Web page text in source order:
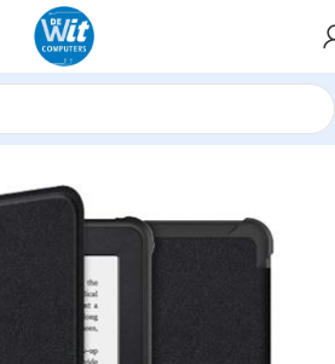
E-Readers Accessoires